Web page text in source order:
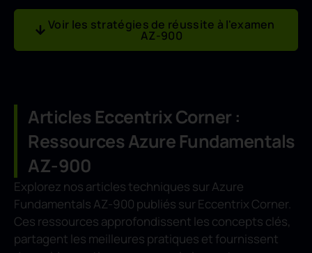
Voir les stratégies de réussite à l'examen
AZ-900
Articles Eccentrix Corner :
Ressources Azure Fundamentals
AZ-900
Explorez nos articles techniques sur Azure
Fundamentals AZ-900 publiés sur Eccentrix Corner.
Ces ressources approfondissent les concepts clés,
partagent les meilleures pratiques et fournissent